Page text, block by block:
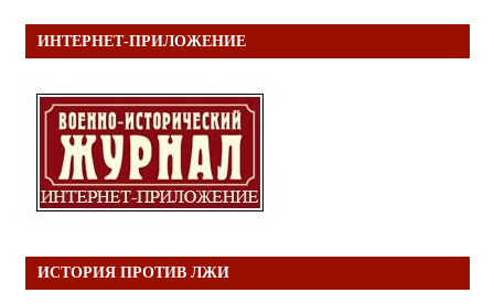
ИНТЕРНЕТ-ПРИЛОЖЕНИЕ
ИСТОРИЯ ПРОТИВ ЛЖИ